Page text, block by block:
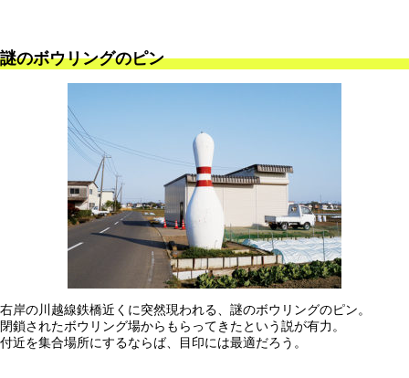
謎のボウリングのピン
右岸の川越線鉄橋近くに突然現われる、謎のボウリングのピン。
閉鎖されたボウリング場からもらってきたという説が有力。
付近を集合場所にするならば、目印には最適だろう。